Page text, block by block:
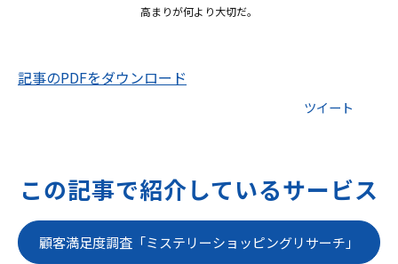
高まりが何より大切だ。
記事のPDFをダウンロード
ツイート
この記事で紹介しているサービス
顧客満足度調査「ミステリーショッピングリサーチ」